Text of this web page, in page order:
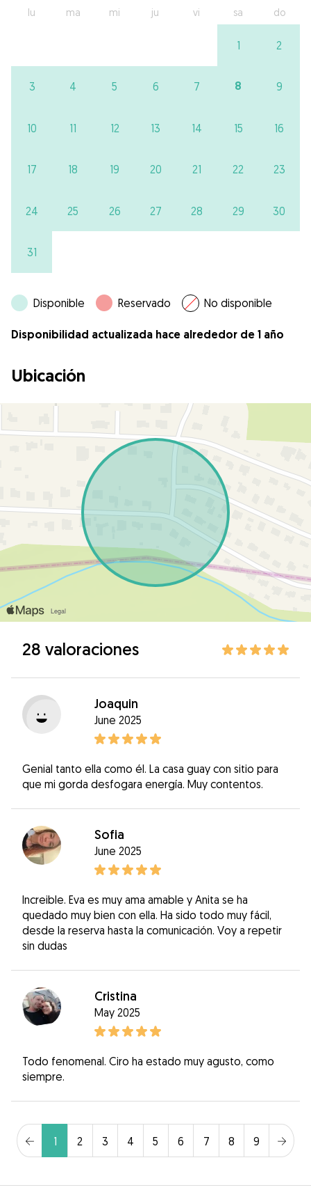
lu ma mi ju vi sa do
1 2
3 4 5 6 7 8 9
10 11 12 13 14 15 16
17 18 19 20 21 22 23
24 25 26 27 28 29 30
31
Disponible Reservado No disponible
Disponibilidad actualizada hace alrededor de 1 año
Ubicación
28 valoraciones
Joaquin
June 2025
Genial tanto ella como él. La casa guay con sitio para
que mi gorda desfogara energía. Muy contentos.
Sofia
June 2025
Increible. Eva es muy ama amable y Anita se ha
quedado muy bien con ella. Ha sido todo muy fácil,
desde la reserva hasta la comunicación. Voy a repetir
sin dudas
Cristina
May 2025
Todo fenomenal. Ciro ha estado muy agusto, como
siempre.
1 2 3 4 5 6 7 8 9